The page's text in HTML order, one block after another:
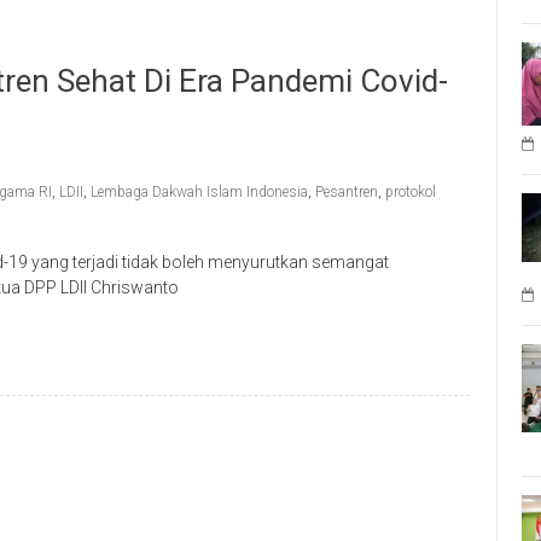
Sehat Di Era Pandemi Covid-
RI , LDII , Lembaga Dakwah Islam Indonesia, Pesantren, protokol
yang terjadi tidak boleh menyurutkan semangat
DPP LDII Chriswanto